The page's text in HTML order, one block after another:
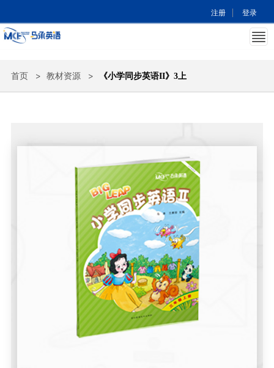
注册 | 登录
首页 教材资源 《小学同步英语II》3上